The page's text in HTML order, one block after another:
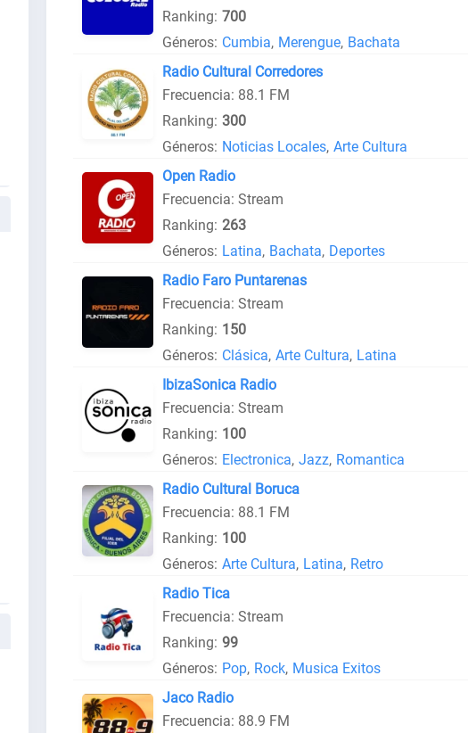
Ranking: 700
Géneros: Cumbia, Merengue, Bachata
Radio Cultural Corredores
Frecuencia: 88.1 FM
Ranking: 300
Géneros: Noticias Locales, Arte Cultura
Open Radio
Frecuencia: Stream
Ranking: 263
Géneros: Latina, Bachata, Deportes
Radio Faro Puntarenas
Frecuencia: Stream
Ranking: 150
Géneros: Clásica, Arte Cultura, Latina
IbizaSonica Radio
Frecuencia: Stream
Ranking: 100
Géneros: Electronica, Jazz, Romantica
Radio Cultural Boruca
Frecuencia: 88.1 FM
Ranking: 100
Géneros: Arte Cultura, Latina, Retro
Radio Tica
Frecuencia: Stream
Ranking: 99
Géneros: Pop, Rock, Musica Exitos
Jaco Radio
Frecuencia: 88.9 FM